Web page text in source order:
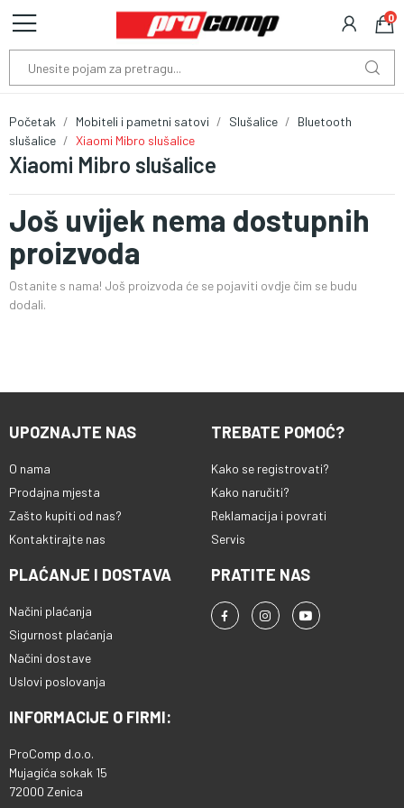
0
Xiaomi Mibro slušalice
Početak Mobiteli i pametni satovi Slušalice
Bluetooth
slušalice
Xiaomi Mibro slušalice
Još uvijek nema dostupnih
proizvoda
Ostanite s nama! Još proizvoda će se pojaviti ovdje čim se budu
dodali.
UPOZNAJTE NAS
O nama
Prodajna mjesta
Zašto kupiti od nas?
Kontaktirajte nas
TREBATE POMOĆ?
Kako se registrovati?
Kako naručiti?
Reklamacija i povrati
Servis
PLAĆANJE I DOSTAVA
Načini plaćanja
Sigurnost plaćanja
Načini dostave
Uslovi poslovanja
PRATITE NAS
INFORMACIJE O FIRMI:
ProComp d.o.o.
Mujagića sokak 15
72000 Zenica